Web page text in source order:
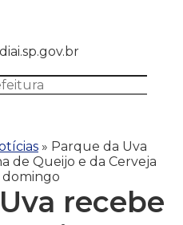
» Parque da Uva
de Queijo e da Cerveja
domingo
recebe